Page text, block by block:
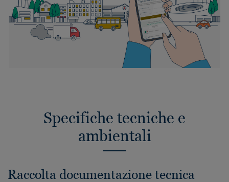
Specifiche tecniche e
ambientali
Raccolta documentazione tecnica